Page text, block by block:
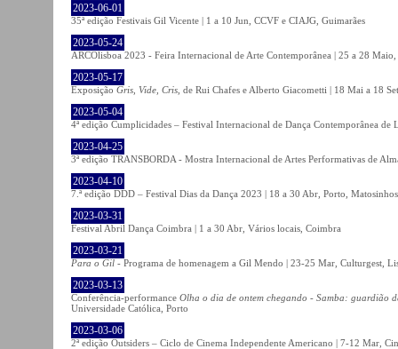
2023-06-01
35ª edição Festivais Gil Vicente | 1 a 10 Jun, CCVF e CIAJG, Guimarães
2023-05-24
ARCOlisboa 2023 - Feira Internacional de Arte Contemporânea | 25 a 28
2023-05-17
Exposição Gris, Vide, Cris , de Rui Chafes e Alberto Giacometti | 18 Mai a 18
2023-05-04
4ª edição Cumplicidades – Festival Internacional de Dança Contemporânea
2023-04-25
3ª edição TRANSBORDA - Mostra Internacional de Artes Performativas de
2023-04-10
7.ª edição DDD – Festival Dias da Dança 2023 | 18 a 30 Abr, Porto,
2023-03-31
Festival Abril Dança Coimbra | 1 a 30 Abr, Vários locais, Coimbra
2023-03-21
Para o Gil - Programa de homenagem a Gil Mendo | 23-25 Mar, Culturgest,
2023-03-13
Conferência-performance Olha o dia de ontem chegando - Samba: guardião
Universidade Católica, Porto
2023-03-06
2ª edição Outsiders – Ciclo de Cinema Independente Americano | 7-12 Mar,